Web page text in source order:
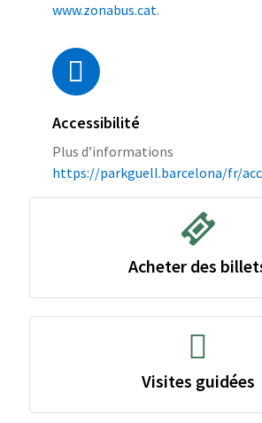
www.zonabus.cat.
Accessibilité
Plus d’informations
https://parkguell.barcelona/fr/
Acheter des
Visites guidées